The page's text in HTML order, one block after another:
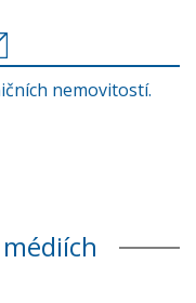
nemovitostí.